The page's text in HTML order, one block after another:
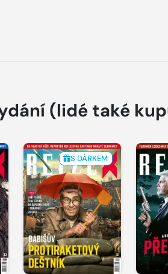
(lidé také
S DÁRKEM